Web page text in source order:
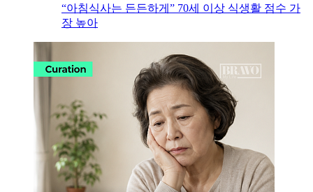
“아침식사는 든든하게” 70세 이상 식생활 점수 가
장 높아